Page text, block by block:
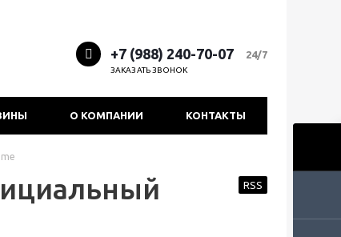
+7 (988) 240-70-07 24/7
ЗАКАЗАТЬ ЗВОНОК
О КОМПАНИИ КОНТАКТЫ
RSS